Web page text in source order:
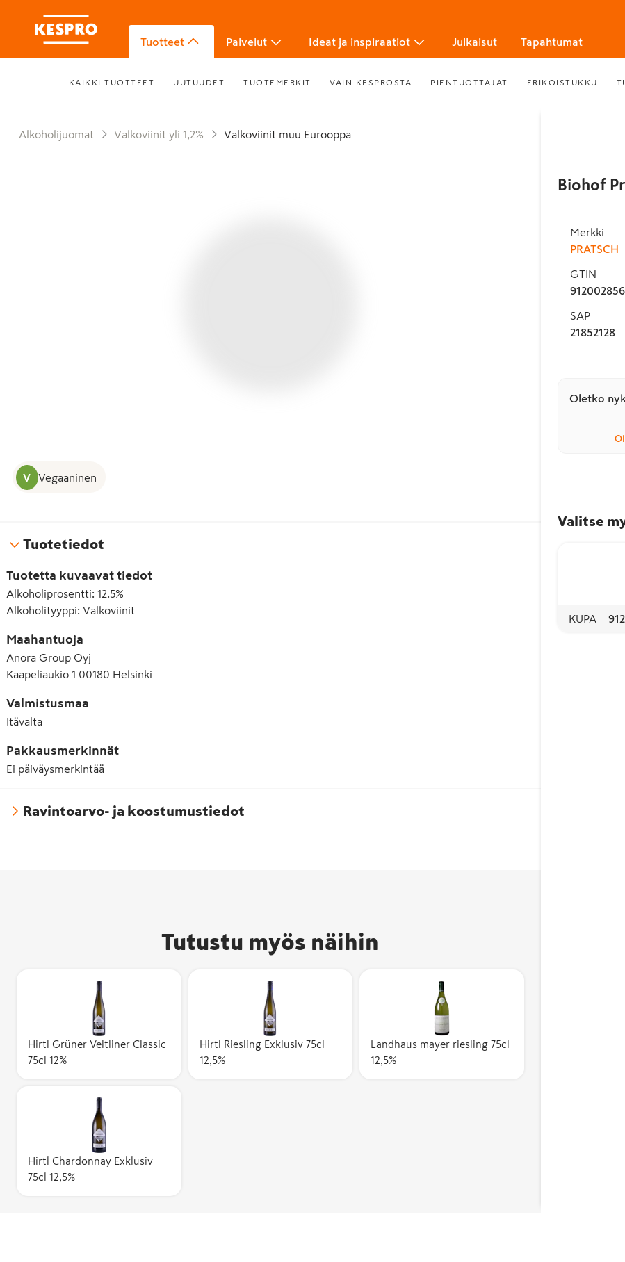
Tuotteet Palvelut Ideat ja inspiraatiot Julkaisut Tapahtumat
KAIKKI TUOTTEET UUTUUDET TUOTEMERKIT VAIN KESPROSTA PIENTUOTTAJAT ERIKOISTUKKU
Alkoholijuomat Valkoviinit yli 1,2% Valkoviinit muu Eurooppa
V Vegaaninen
Tuotetiedot
Tuotetta kuvaavat tiedot
Alkoholiprosentti: 12.5%
Alkoholityyppi: Valkoviinit
Maahantuoja
Anora Group Oyj
Kaapeliaukio 1 00180 Helsinki
Valmistusmaa
Itävalta
Pakkausmerkinnät
Ei päiväysmerkintää
Ravintoarvo- ja koostumustiedot
Tutustu myös näihin
Hirtl Grüner Veltliner Classic
75cl 12%
Hirtl Riesling Exklusiv 75cl
12,5%
Landhaus mayer riesling 75cl
12,5%
Hirtl Chardonnay Exklusiv
75cl 12,5%
Biohof
Merkki
PRATSCH
GTIN
SAP
21852128
Oletko
Valitse
KUPA